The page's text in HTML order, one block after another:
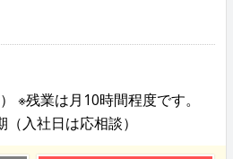
※残業は月10時間程度です。
（入社日は応相談）